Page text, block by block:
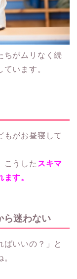
ちがムリなく続
います。
もがお昼寝して
こうした スキマ
す。
ら迷わない
ばいいの？」と